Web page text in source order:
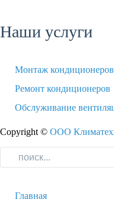
Наши услуги
Монтаж кондиционеров
Ремонт кондиционеров
Обслуживание
Copyright © ООО
Главная